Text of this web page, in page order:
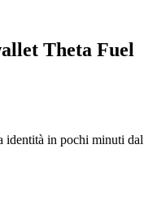
Theta Fuel
identità in pochi minuti dal